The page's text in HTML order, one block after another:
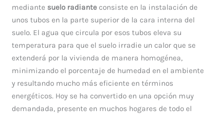
mediante suelo radianteconsiste en la instalación de
unos tubos en la parte superior de la cara interna del
suelo. El agua que circula por esos tubos eleva su
temperatura para que el suelo irradie un calor que se
extenderá por la vivienda de manera homogénea,
minimizando el porcentaje de humedad en el ambiente
y resultando mucho más eficiente en términos
energéticos. Hoy se ha convertido en una opción muy
demandada, presente en muchos hogares de todo el